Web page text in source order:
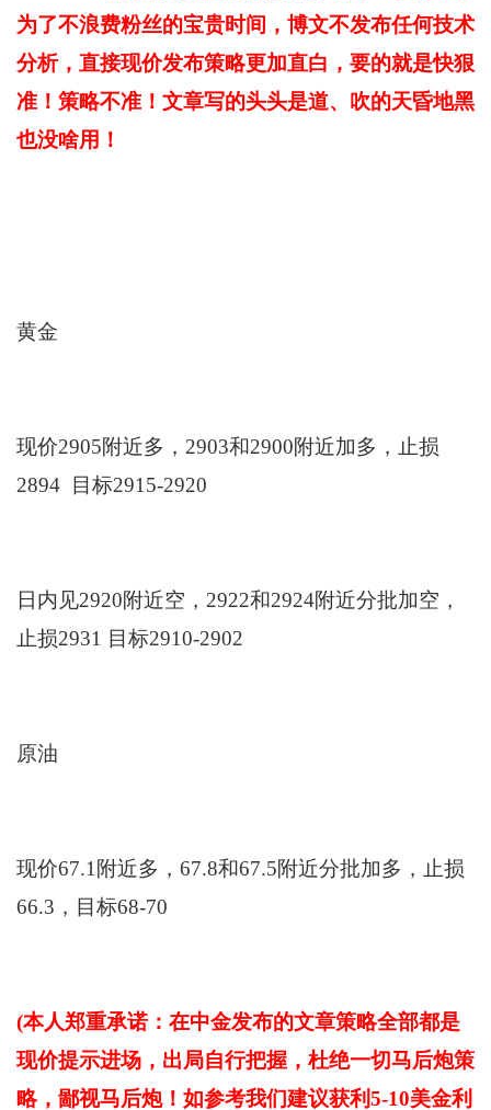
为了不浪费粉丝的宝贵时间，博文不发布任何技术
分析，直接现价发布策略更加直白，要的就是快狠
准！策略不准！文章写的头头是道、吹的天昏地黑
也没啥用 ！
黄金
现价2905附近多，2903和2900附近加多，止损
2894 目标2915-2920
日内见2920附近空，2922和2924附近分批加空，
止损2931 目标2910-2902
原油
现价67.1附近多，67.8和67.5附近分批加多，止损
66.3，目标68-70
(本人郑重承诺：在中金发布的文章策略全部都是
现价提示进场，出局自行把握，杜绝一切马后炮策
略，鄙视马后炮！如参考我们建议获利5-10美金利